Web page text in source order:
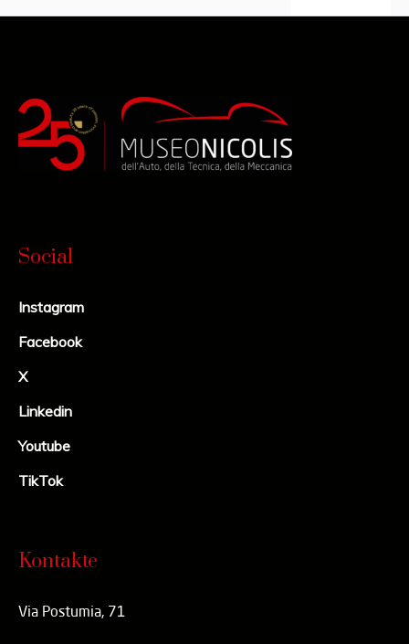
Social
Instagram
Facebook
X
Linkedin
Youtube
TikTok
Kontakte
Via Postumia, 71